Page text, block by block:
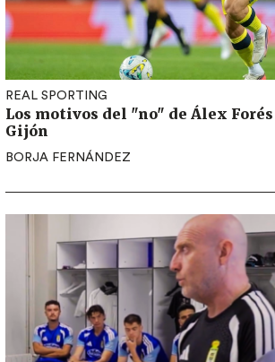
REAL SPORTING
Los motivos del "no" de Álex
Gijón
BORJA FERNÁNDEZ